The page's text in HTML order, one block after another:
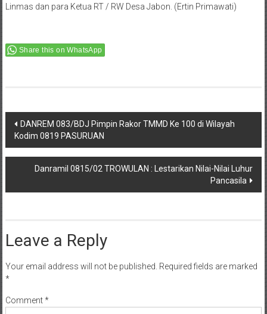
Linmas dan para Ketua RT / RW Desa Jabon. (Ertin Primawati)
Share this on WhatsApp
Post
navigation
DANREM 083/BDJ Pimpin Rakor TMMD Ke 100 di Wilayah
Kodim 0819 PASURUAN
Danramil 0815/02 TROWULAN : Lestarikan Nilai-Nilai Luhur
Pancasila
Leave a Reply
Your email address will not be published. Required fields are marked
*
Comment*